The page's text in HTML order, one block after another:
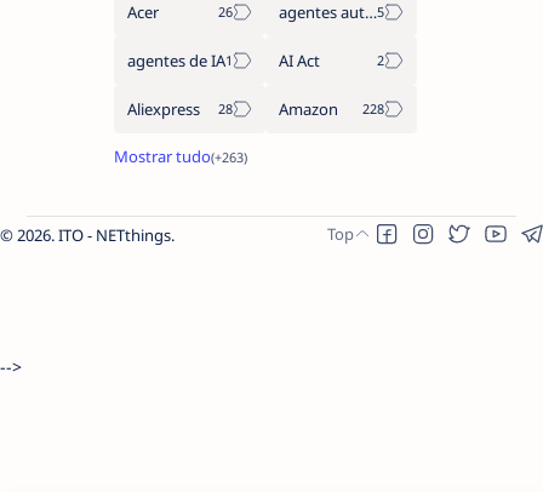
Acer agentes autónomos
agentes de IA AI Act
Aliexpress Amazon
2026.ITO - NETthings.
-->